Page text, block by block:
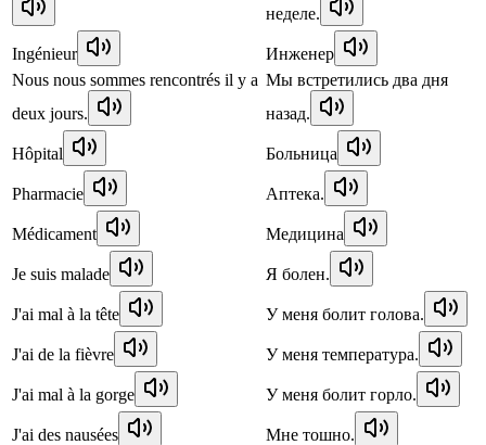
неделе.
Ingénieur
Инженер
Nous nous sommes rencontrés il y a
deux jours.
Мы встретились два дня
назад.
Hôpital Больница
Pharmacie Аптека.
Médicament Медицина
Je suis malade Я болен.
J'ai mal à la tête У меня болит голова.
J'ai de la fièvre У меня температура.
J'ai mal à la gorge У меня болит горло.
J'ai des nausées Мне тошно.